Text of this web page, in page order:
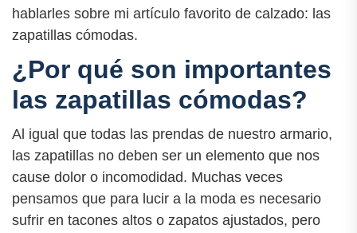
hablarles sobre mi artículo favorito de calzado: las
zapatillas cómodas.
¿Por qué son importantes
las zapatillas cómodas?
Al igual que todas las prendas de nuestro armario,
las zapatillas no deben ser un elemento que nos
cause dolor o incomodidad. Muchas veces
pensamos que para lucir a la moda es necesario
sufrir en tacones altos o zapatos ajustados, pero